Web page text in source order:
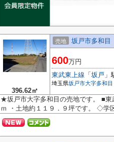
396.62㎡
売地 坂戸市多和目
600万円
東武東上線 「 坂戸 」
埼玉県坂戸市大字多和目
★坂戸市大字多和目の売地です。 ■東
ｍ ・土地約１１９．９坪です。 ◇学